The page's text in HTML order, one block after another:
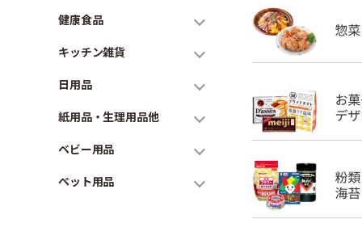
健康食品
キッチン雑貨
日用品
紙用品・生理用品他
ベビー用品
ペット用品